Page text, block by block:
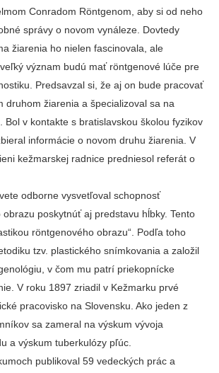
Conradom Röntgenom, aby si od neho
správy o novom vynáleze. Dovtedy
žiarenia ho nielen fascinovala, ale
význam budú mať röntgenové lúče pre
Predsavzal si, že aj on bude pracovať
druhom žiarenia a špecializoval sa na
Bol v kontakte s bratislavskou školou fyzikov
informácie o novom druhu žiarenia. V
kežmarskej radnice predniesol referát o
odborne vysvetľoval schopnosť
obrazu poskytnúť aj predstavu hĺbky. Tento
röntgenového obrazu“. Podľa toho
tzv. plastického snímkovania a založil
v čom mu patrí priekopnícke
V roku 1897 zriadil v Kežmarku prvé
pracovisko na Slovensku. Ako jeden z
sa zameral na výskum vývoja
a výskum tuberkulózy pľúc.
publikoval 59 vedeckých prác a